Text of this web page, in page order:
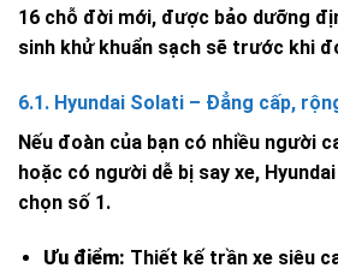
16 chỗ đời mới, được bảo dưỡng
sinh khử khuẩn sạch sẽ trước khi
6.1. Hyundai Solati – Đẳng cấp,
Nếu đoàn của bạn có nhiều người
hoặc có người dễ bị say xe,
chọn số 1.
Ưu điểm: Thiết kế trần xe siêu